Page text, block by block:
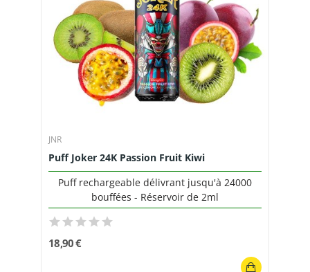
JNR
Puff Joker 24K Passion Fruit Kiwi
Puff rechargeable délivrant jusqu'à 24000
bouffées - Réservoir de 2ml
18,90 €